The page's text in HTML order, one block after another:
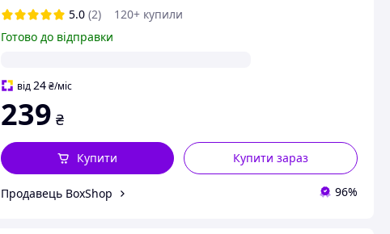
5.0 (2)
120+ купили
Готово до відправки
від24 ₴/міс
239 ₴
Купити зараз
Купити
Продавець BoxShop 96%